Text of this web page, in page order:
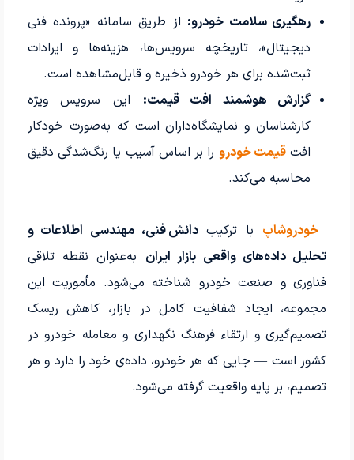
رهگیری سلامت خودرو: از طریق سامانه «پرونده فنی
دیجیتال»، تاریخچه سرویس‌ها، هزینه‌ها و ایرادات
ثبت‌شده برای هر خودرو ذخیره و قابل‌مشاهده است.
گزارش هوشمند افت قیمت: این سرویس ویژه
کارشناسان و نمایشگاه‌داران است که به‌صورت خودکار
افتقیمت خودرو را بر اساس آسیب یا رنگ‌شدگی دقیق
محاسبه می‌کند.
خودروشاپ با ترکیبدانش فنی، مهندسی اطلاعات و
تحلیل داده‌های واقعی بازار ایران به‌عنوان نقطه تلاقی
فناوری و صنعت خودرو شناخته می‌شود. مأموریت این
مجموعه، ایجاد شفافیت کامل در بازار، کاهش ریسک
تصمیم‌گیری و ارتقاء فرهنگ نگهداری و معامله خودرو در
کشور است — جایی که هر خودرو، داده‌ی خود را دارد و هر
تصمیم، بر پایه واقعیت گرفته می‌شود.